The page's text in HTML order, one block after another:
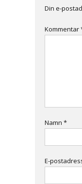
Din e-
Kommentar
Namn *
E-